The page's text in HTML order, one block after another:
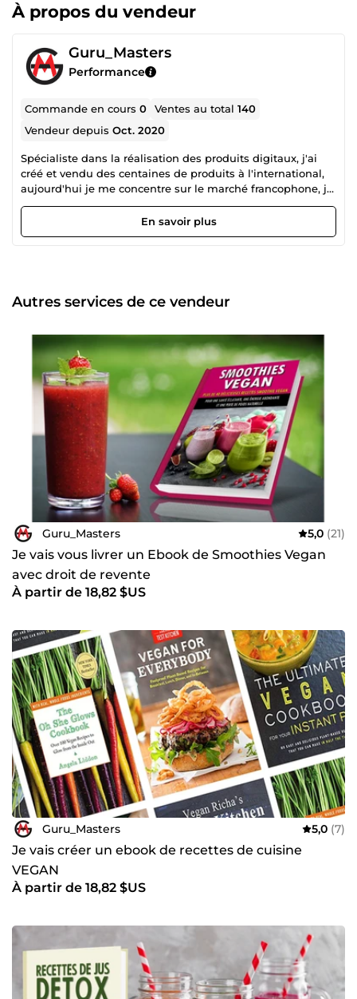
À propos du vendeur
Guru_Masters
Performance
Commande en cours0 Ventes au total140
Vendeur depuisOct. 2020
Spécialiste dans la réalisation des produits digitaux, j'ai
créé et vendu des centaines de produits à l'international,
aujourd'hui je me concentre sur le marché francophone, je
mets donc à votre disposition mes compétences et mon
expérience afin de satisfaire vos besoins et vos exigences
en matière de création et de rédaction.
En savoir plus
Autres services de ce vendeur
Guru_Masters 5,0 (21)
Je vais vous livrer un Ebook de Smoothies Vegan
avec droit de revente
À partir de 18,82 $US
Guru_Masters 5,0 (7)
Je vais créer un ebook de recettes de cuisine
VEGAN
À partir de 18,82 $US